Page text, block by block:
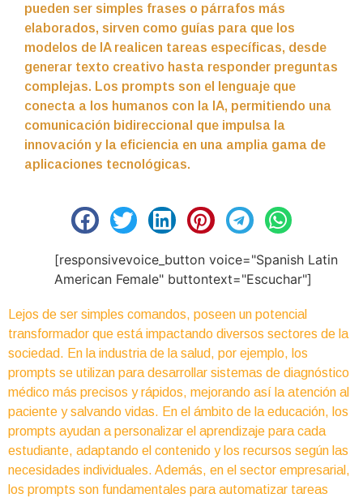
pueden ser simples frases o párrafos más
elaborados, sirven como guías para que los
modelos de IA realicen tareas específicas, desde
generar texto creativo hasta responder preguntas
complejas. Los prompts son el lenguaje que
conecta a los humanos con la IA, permitiendo una
comunicación bidireccional que impulsa la
innovación y la eficiencia en una amplia gama de
aplicaciones tecnológicas.
[responsivevoice_button voice="Spanish Latin
American Female" buttontext="Escuchar"]
Lejos de ser simples comandos, poseen un potencial
transformador que está impactando diversos sectores de la
sociedad. En la industria de la salud, por ejemplo, los
prompts se utilizan para desarrollar sistemas de diagnóstico
médico más precisos y rápidos, mejorando así la atención al
paciente y salvando vidas. En el ámbito de la educación, los
prompts ayudan a personalizar el aprendizaje para cada
estudiante, adaptando el contenido y los recursos según las
necesidades individuales. Además, en el sector empresarial,
los prompts son fundamentales para automatizar tareas